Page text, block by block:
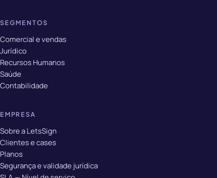
SEGMENTOS
Comercial e vendas
Jurídico
Recursos Humanos
Saúde
Contabilidade
EMPRESA
Sobre a LetsSign
Clientes e cases
Planos
Segurança e validade jurídica